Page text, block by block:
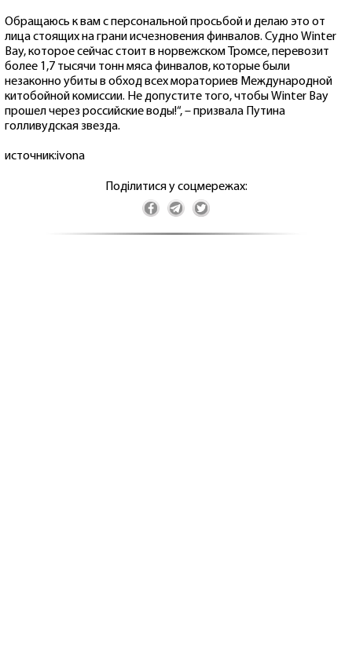
Обращаюсь к вам с персональной просьбой и делаю это от
лица стоящих на грани исчезновения финвалов. Судно Winter
Bay, которое сейчас стоит в норвежском Тромсе, перевозит
более 1,7 тысячи тонн мяса финвалов, которые были
незаконно убиты в обход всех мораториев Международной
китобойной комиссии. Не допустите того, чтобы Winter Bay
прошел через российские воды!“, – призвала Путина
голливудская звезда.
источник:ivona
Поділитися у соцмережах: